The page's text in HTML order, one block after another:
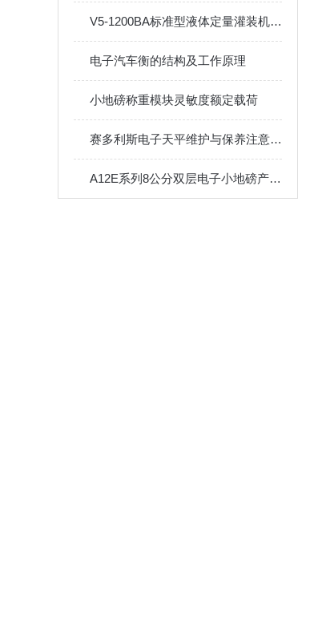
V5-1200BA标准型液体定量灌装机规格参数
电子汽车衡的结构及工作原理
小地磅称重模块灵敏度额定载荷
赛多利斯电子天平维护与保养注意事项须知
A12E系列8公分双层电子小地磅产品功能